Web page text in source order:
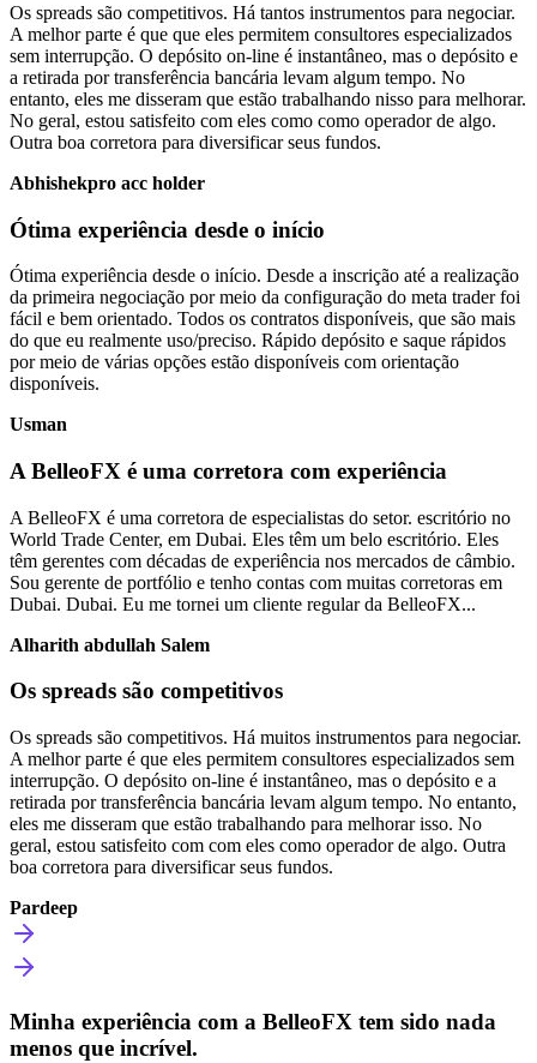
Os spreads são competitivos. Há tantos instrumentos para negociar.
A melhor parte é que que eles permitem consultores especializados
sem interrupção. O depósito on-line é instantâneo, mas o depósito e
a retirada por transferência bancária levam algum tempo. No
entanto, eles me disseram que estão trabalhando nisso para melhorar.
No geral, estou satisfeito com eles como como operador de algo.
Outra boa corretora para diversificar seus fundos.
Abhishekpro acc holder
Ótima experiência desde o início
Ótima experiência desde o início. Desde a inscrição até a realização
da primeira negociação por meio da configuração do meta trader foi
fácil e bem orientado. Todos os contratos disponíveis, que são mais
do que eu realmente uso/preciso. Rápido depósito e saque rápidos
por meio de várias opções estão disponíveis com orientação
disponíveis.
Usman
A BelleoFX é uma corretora com experiência
A BelleoFX é uma corretora de especialistas do setor. escritório no
World Trade Center, em Dubai. Eles têm um belo escritório. Eles
têm gerentes com décadas de experiência nos mercados de câmbio.
Sou gerente de portfólio e tenho contas com muitas corretoras em
Dubai. Dubai. Eu me tornei um cliente regular da BelleoFX...
Alharith abdullah Salem
Os spreads são competitivos
Os spreads são competitivos. Há muitos instrumentos para negociar.
A melhor parte é que eles permitem consultores especializados sem
interrupção. O depósito on-line é instantâneo, mas o depósito e a
retirada por transferência bancária levam algum tempo. No entanto,
eles me disseram que estão trabalhando para melhorar isso. No
geral, estou satisfeito com com eles como operador de algo. Outra
boa corretora para diversificar seus fundos.
Pardeep
Minha experiência com a BelleoFX tem sido nada
menos que incrível.